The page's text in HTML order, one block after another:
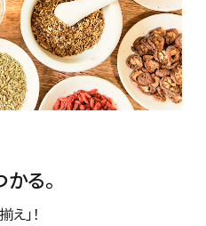
1000g
る。
」！